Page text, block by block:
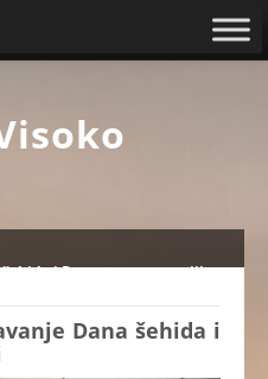
i Dana otpora agresiji
Dana šehida i